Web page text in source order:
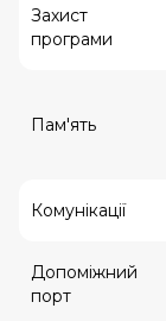
Захист
програми
Пам'ять
Комунікації
Допоміжний
порт